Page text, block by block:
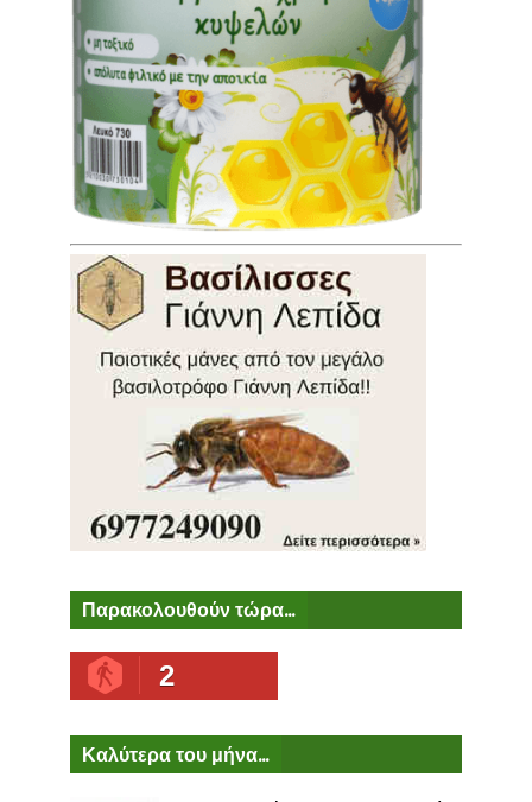
Παρακολουθούν τώρα...
2
Καλύτερα του μήνα...